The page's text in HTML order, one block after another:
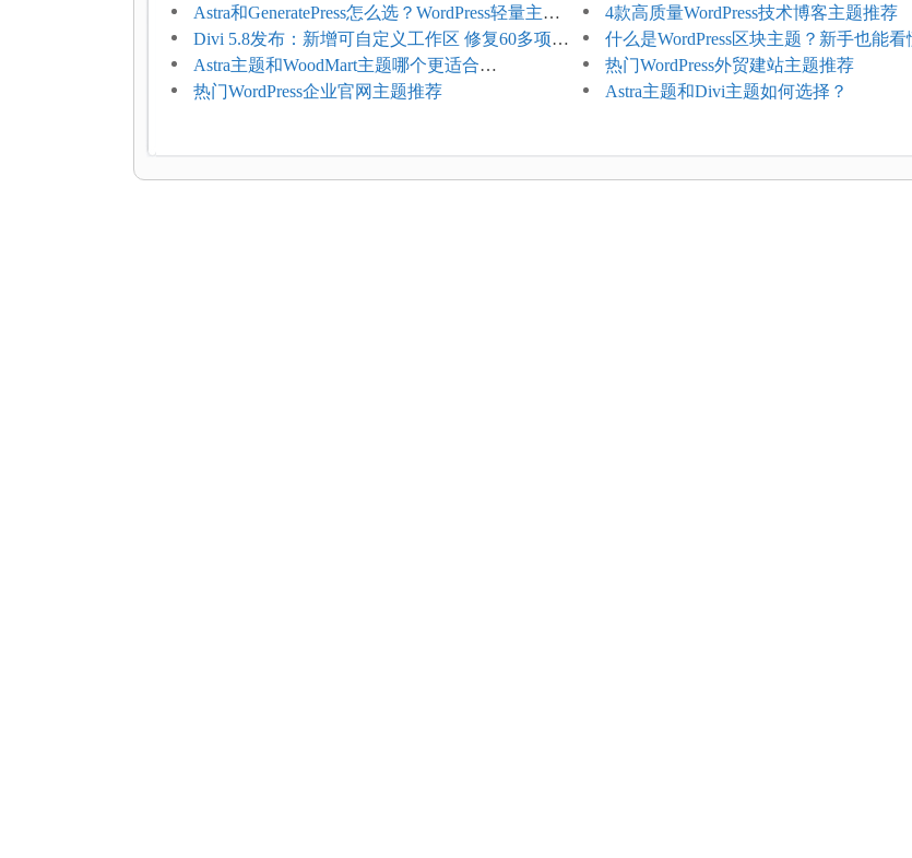
Astra和GeneratePress怎么选？WordPress轻量主题
选型维度
4款高质量WordPress技术博客主题推荐
Divi 5.8发布：新增可自定义工作区 修复60多项问
题
什么是WordPress区块主题？新手也能
介绍
Astra主题和WoodMart主题哪个更适合
WooCommerce
热门WordPress外贸建站主题推荐
热门WordPress企业官网主题推荐
Astra主题和Divi主题如何选择？